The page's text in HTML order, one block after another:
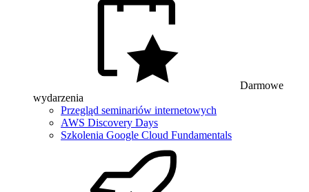
Darmowe
wydarzenia
Przegląd seminariów internetowych
AWS Discovery Days
Szkolenia Google Cloud Fundamentals